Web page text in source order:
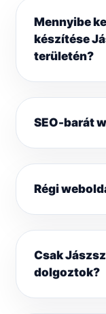
Mennyibe
készítése
területén?
SEO-barát
Régi
Csak
dolgoztok?